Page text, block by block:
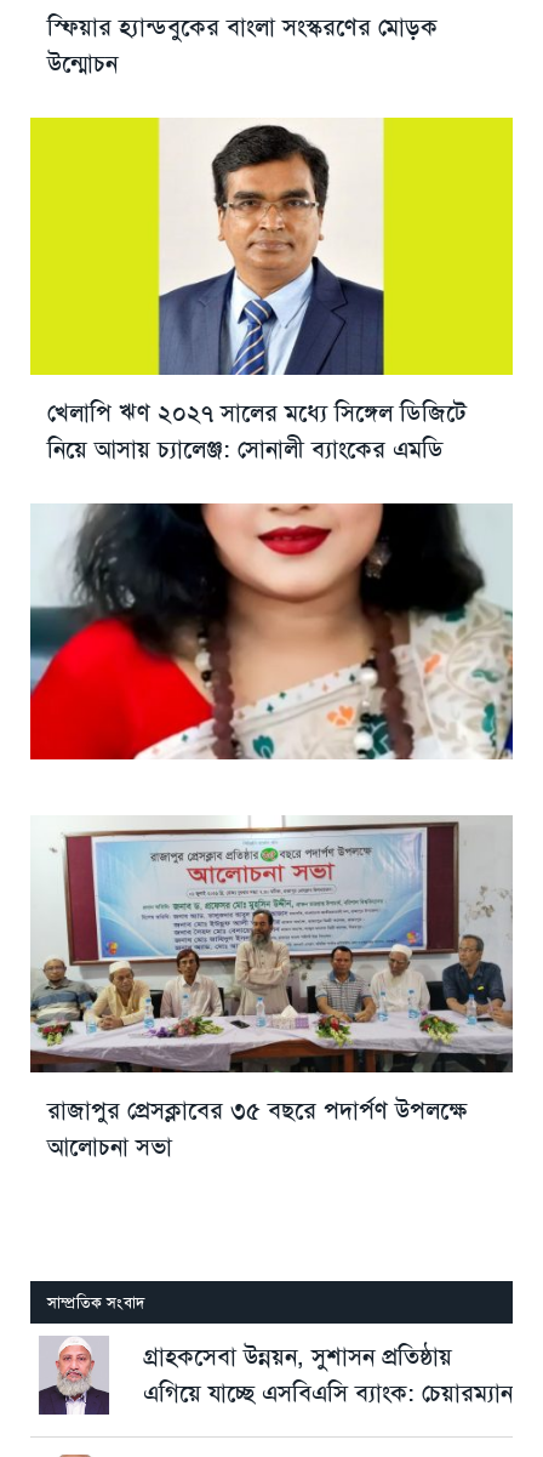
স্ফিয়ার হ্যান্ডবুকের বাংলা সংস্করণের মোড়ক
উন্মোচন
খেলাপি ঋণ ২০২৭ সালের মধ্যে সিঙ্গেল ডিজিটে
নিয়ে আসায় চ্যালেঞ্জ: সোনালী ব্যাংকের এমডি
রাজাপুর প্রেসক্লাবের ৩৫ বছরে পদার্পণ উপলক্ষে
আলোচনা সভা
সাম্প্রতিক সংবাদ
গ্রাহকসেবা উন্নয়ন, সুশাসন প্রতিষ্ঠায়
এগিয়ে যাচ্ছে এসবিএসি ব্যাংক: চেয়ারম্যান